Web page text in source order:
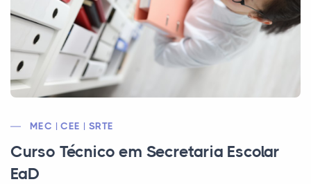
MEC | CEE | SRTE
Curso Técnico em Secretaria Escolar
EaD